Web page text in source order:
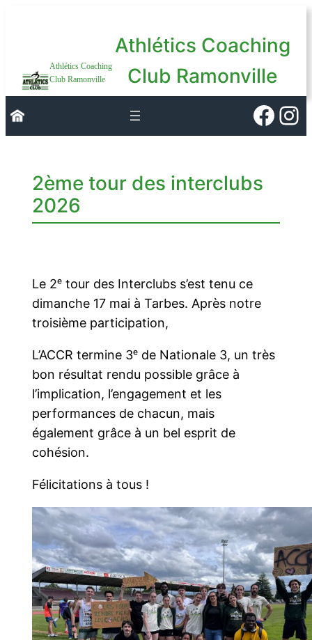
Athlétics Coaching
Club Ramonville
Athlétics Coaching
Club Ramonville
2ème tour des interclubs
2026
Le 2ᵉ tour des Interclubs s’est tenu ce
dimanche 17 mai à Tarbes. Après notre
troisième participation,
L’ACCR termine 3ᵉ de Nationale 3, un très
bon résultat rendu possible grâce à
l’implication, l’engagement et les
performances de chacun, mais
également grâce à un bel esprit de
cohésion.
Félicitations à tous !